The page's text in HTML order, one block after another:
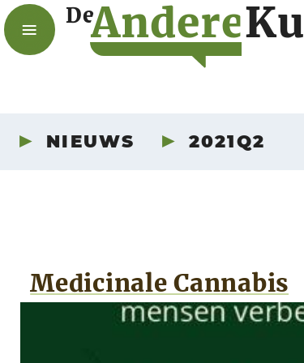
DeAndereKu
NIEUWS 2021Q2
Medicinale Cannabis